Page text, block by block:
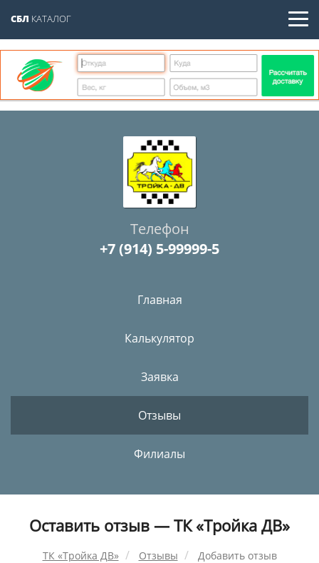
СБЛ КАТАЛОГ
Телефон
+7 (914) 5-99999-5
Главная
Калькулятор
Заявка
Отзывы
Филиалы
Оставить отзыв — ТК «Тройка ДВ»
ТК «Тройка ДВ» Отзывы Добавить отзыв